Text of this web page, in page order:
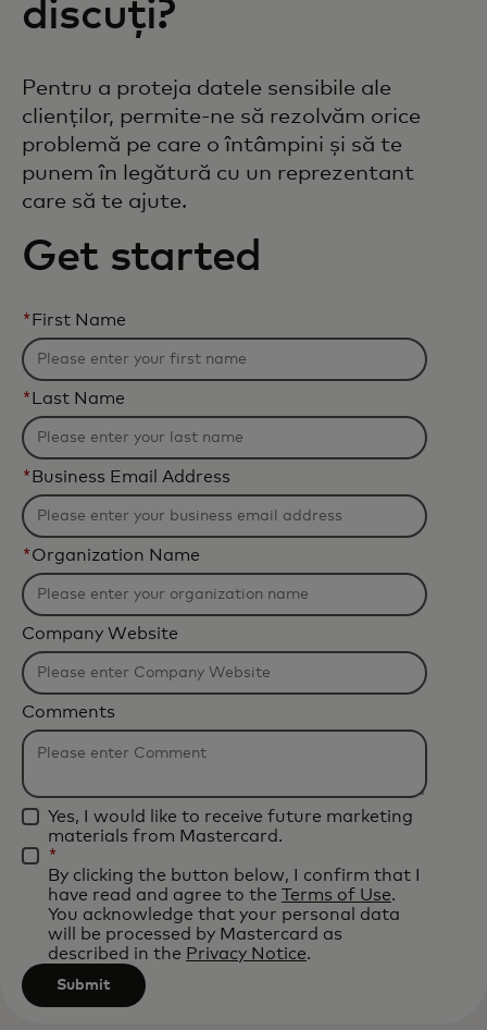
discuți?
Pentru a proteja datele sensibile ale
clienților, permite-ne să rezolvăm orice
problemă pe care o întâmpini și să te
punem în legătură cu un reprezentant
care să te ajute.
Get started
* First Name
* Last Name
* Business Email Address
*Organization Name
Company Website
Comments
Yes, I would like to receive future marketing
materials from Mastercard.
*
By clicking the button below, I confirm that I
have read and agree to the Terms of Use.
You acknowledge that your personal data
will be processed by Mastercard as
described in the Privacy Notice.
Submit